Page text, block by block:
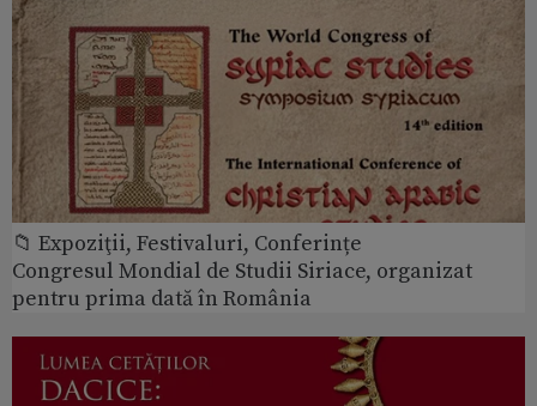
📁 Expoziţii, Festivaluri, Conferințe
Congresul Mondial de Studii Siriace, organizat
pentru prima dată în România